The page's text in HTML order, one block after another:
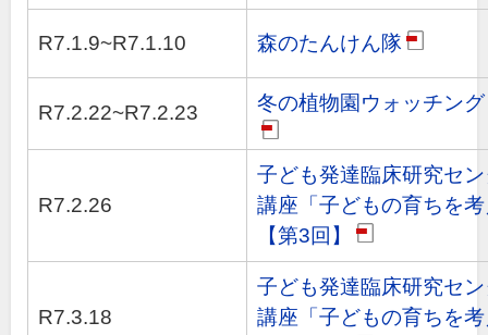
R7.1.9~R7.1.10 森のたんけん隊 pdf
R7.2.22~R7.2.23
冬の植物園ウォッチン
pdf
R7.2.26
子ども発達臨床研究セ
講座「子どもの育ちを
【第3回】
pdf
R7.3.18
子ども発達臨床研究セ
講座「子どもの育ちを